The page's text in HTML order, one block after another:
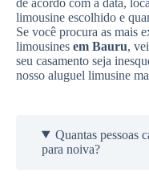
limousine escolhido e
Se você procura as mais
limousines em Bauru,
seu casamento seja
nosso aluguel limusine
Quantas pessoas
para noiva?